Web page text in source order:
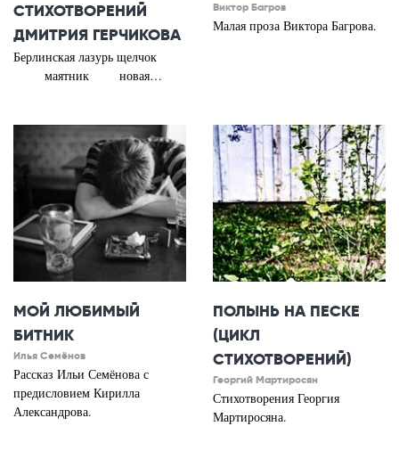
СТИХОТВОРЕНИЙ
ДМИТРИЯ ГЕРЧИКОВА
Берлинская лазурь щелчок
маятник новая…
Виктор Багров
Малая проза Виктора Багрова.
МОЙ ЛЮБИМЫЙ
БИТНИК
Илья Семёнов
Рассказ Ильи Семёнова с
предисловием Кирилла
Александрова.
ПОЛЫНЬ НА ПЕСКЕ
(ЦИКЛ
СТИХОТВОРЕНИЙ)
Георгий Мартиросян
Стихотворения Георгия
Мартиросяна.